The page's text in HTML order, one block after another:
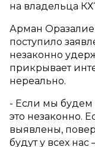
на владельца
Арман
поступило
незаконно
прикрывает
нереально.
- Если мы будем
это незаконно.
выявлены,
будут у всех